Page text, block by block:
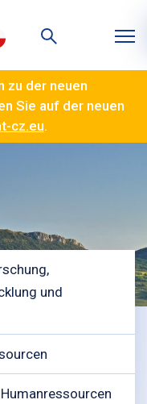
zu der neuen
Sie auf der neuen
cz.eu.
und